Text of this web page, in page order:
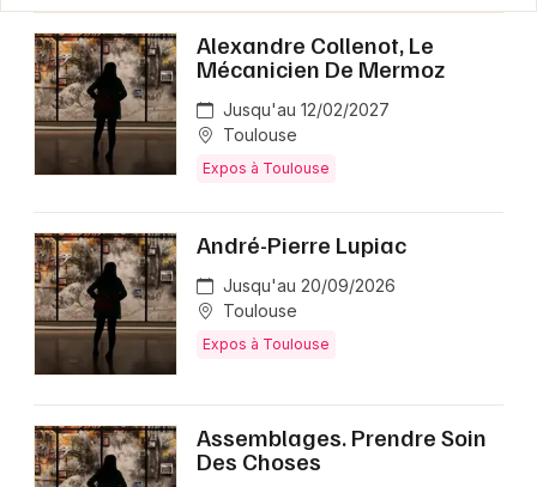
Alexandre Collenot, Le
Mécanicien De Mermoz
Jusqu'au 12/02/2027
Toulouse
Expos à Toulouse
André-Pierre Lupiac
Jusqu'au 20/09/2026
Toulouse
Expos à Toulouse
Assemblages. Prendre Soin
Des Choses